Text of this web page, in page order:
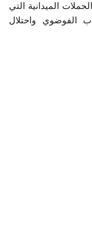
الميدانية التي
الفوضوي واحتلال